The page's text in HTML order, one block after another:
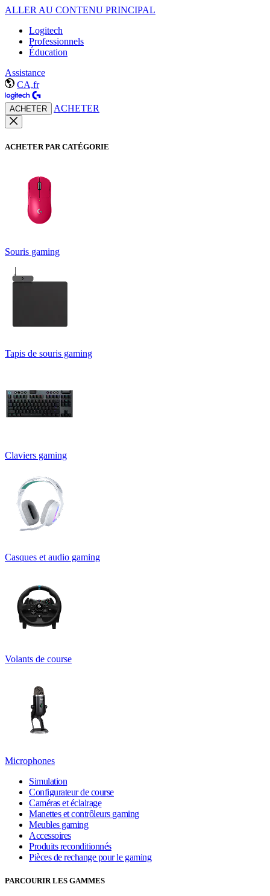
ALLER AU CONTENU PRINCIPAL
Logitech
Professionnels
Éducation
Assistance
CA,fr
ACHETER ACHETER
ACHETER PAR CATÉGORIE
Souris gaming
Tapis de souris gaming
Claviers gaming
Casques et audio gaming
Volants de course
Microphones
Simulation
Configurateur de course
Caméras et éclairage
Manettes et contrôleurs gaming
Meubles gaming
Accessoires
Produits reconditionnés
Pièces de rechange pour le gaming
PARCOURIR LES GAMMES